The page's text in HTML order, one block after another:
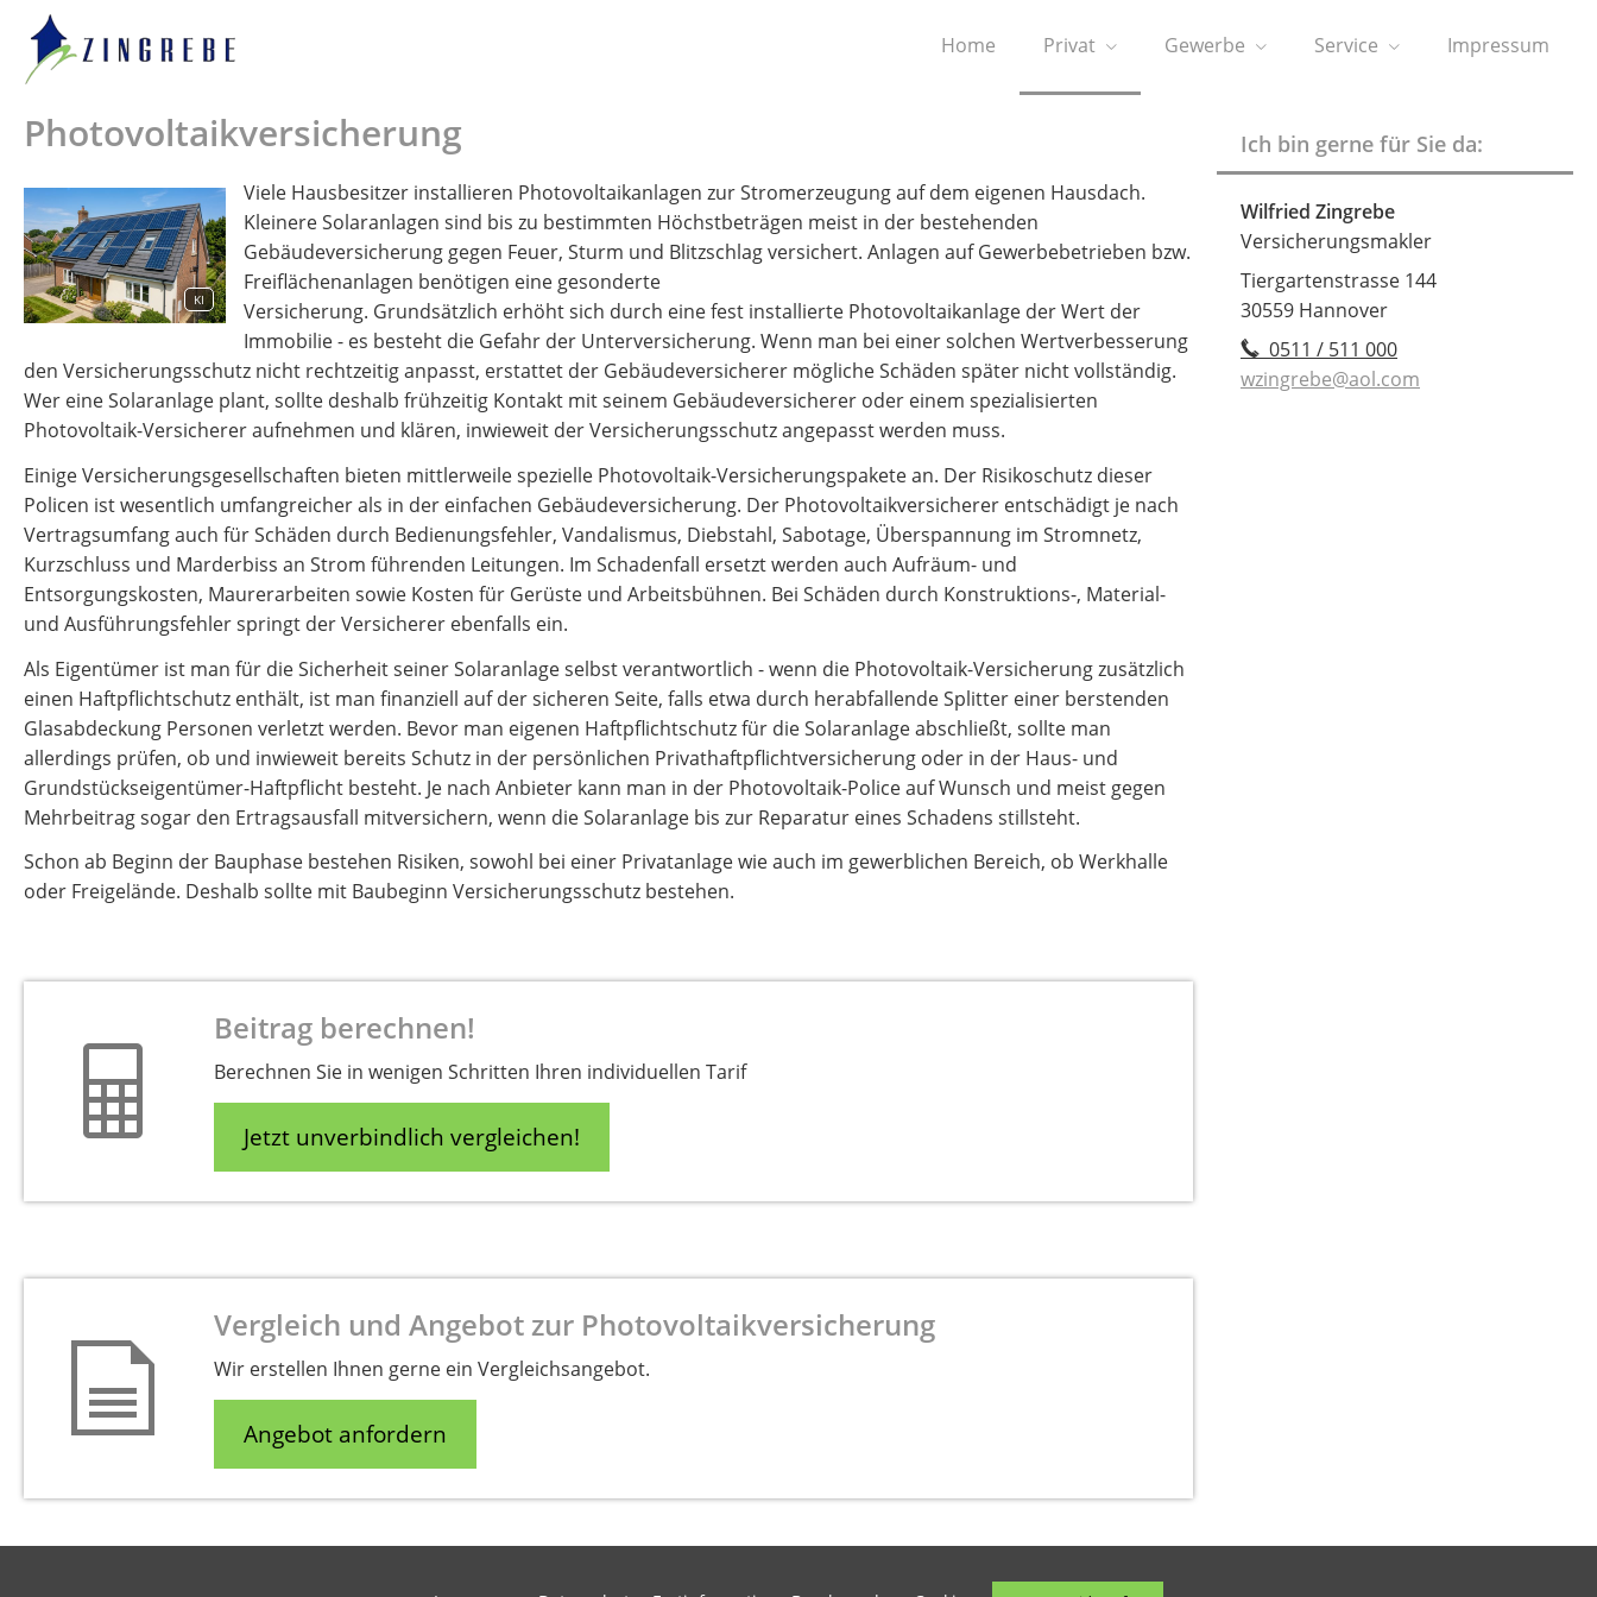
Home Privat Gewerbe Service Impressum
Ich bin gerne für Sie da:
Wilfried Zingrebe
Versicherungsmakler
Tiergartenstrasse 144
30559 Hannover
0511 / 511 000
wzingrebe@aol.com
Photovoltaikversicherung
KI
Viele Hausbesitzer installieren Photovoltaikanlagen zur Stromerzeugung auf dem eigenen Hausdach.
Kleinere Solaranlagen sind bis zu bestimmten Höchstbeträgen meist in der bestehenden
Gebäudeversicherung gegen Feuer, Sturm und Blitzschlag versichert. Anlagen auf Gewerbebetrieben bzw.
Freiflächenanlagen benötigen eine gesonderte
Versicherung. Grundsätzlich erhöht sich durch eine fest installierte Photovoltaikanlage der Wert der
Immobilie - es besteht die Gefahr der Unterversicherung. Wenn man bei einer solchen Wertverbesserung
den Versicherungsschutz nicht rechtzeitig anpasst, erstattet der Gebäudeversicherer mögliche Schäden später nicht vollständig.
Wer eine Solaranlage plant, sollte deshalb frühzeitig Kontakt mit seinem Gebäudeversicherer oder einem spezialisierten
Photovoltaik-Versicherer aufnehmen und klären, inwieweit der Versicherungsschutz angepasst werden muss.
Einige Versicherungsgesellschaften bieten mittlerweile spezielle Photovoltaik-Versicherungspakete an. Der Risikoschutz dieser
Policen ist wesentlich umfangreicher als in der einfachen Gebäudeversicherung. Der Photovoltaikversicherer entschädigt je nach
Vertragsumfang auch für Schäden durch Bedienungsfehler, Vandalismus, Diebstahl, Sabotage, Überspannung im Stromnetz,
Kurzschluss und Marderbiss an Strom führenden Leitungen. Im Schadenfall ersetzt werden auch Aufräum- und
Entsorgungskosten, Maurerarbeiten sowie Kosten für Gerüste und Arbeitsbühnen. Bei Schäden durch Konstruktions-, Material-
und Ausführungsfehler springt der Versicherer ebenfalls ein.
Als Eigentümer ist man für die Sicherheit seiner Solaranlage selbst verantwortlich - wenn die Photovoltaik-Versicherung zusätzlich
einen Haftpflichtschutz enthält, ist man finanziell auf der sicheren Seite, falls etwa durch herabfallende Splitter einer berstenden
Glasabdeckung Personen verletzt werden. Bevor man eigenen Haftpflichtschutz für die Solaranlage abschließt, sollte man
allerdings prüfen, ob und inwieweit bereits Schutz in der persönlichen Privathaftpflichtversicherung oder in der Haus- und
Grundstückseigentümer-Haftpflicht besteht. Je nach Anbieter kann man in der Photovoltaik-Police auf Wunsch und meist gegen
Mehrbeitrag sogar den Ertragsausfall mitversichern, wenn die Solaranlage bis zur Reparatur eines Schadens stillsteht.
Schon ab Beginn der Bauphase bestehen Risiken, sowohl bei einer Privatanlage wie auch im gewerblichen Bereich, ob Werkhalle
oder Freigelände. Deshalb sollte mit Baubeginn Versicherungsschutz bestehen.
Beitrag berechnen!
Berechnen Sie in wenigen Schritten Ihren individuellen Tarif
Jetzt unverbindlich vergleichen!
Vergleich und Angebot zur Photovoltaikversicherung
Wir erstellen Ihnen gerne ein Vergleichsangebot.
Angebot anfordern